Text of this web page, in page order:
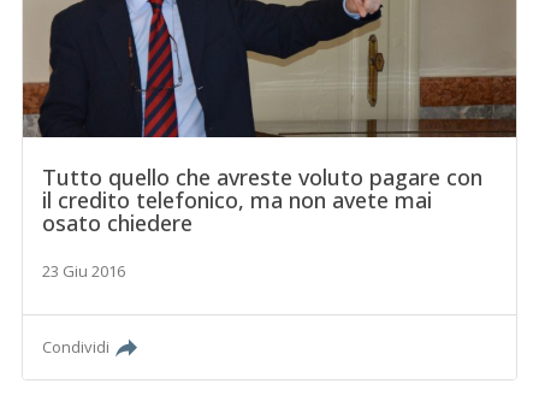
Tutto quello che avreste voluto pagare con
il credito telefonico, ma non avete mai
osato chiedere
23 Giu 2016
Condividi